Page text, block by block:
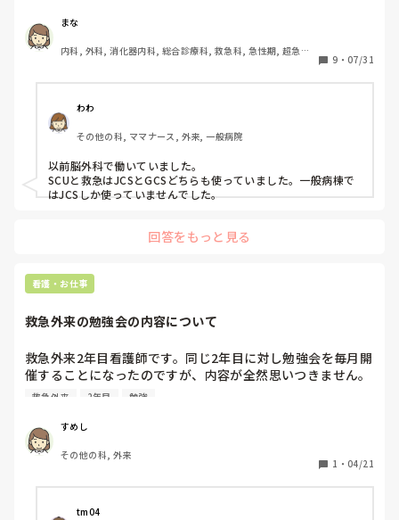
しか測らないです。明らかにレベルおかしいなと思って
JCS3桁ですって言っても伝わらず…今度勉強会をしようと
思ってます。
で意識レベルの確認などは必須ですか？
まな
内科, 外科, 消化器内科, 総合診療科, 救急科, 急性期, 超急性
9 ・ 07/31
わわ
その他の科, ママナース, 外来, 一般病院
以前脳外科で働いていました。
SCUと救急はJCSとGCSどちらも使っていました。一般病棟で
はJCSしか使っていませんでした。
回答をもっと見る
看護・お仕事
救急外来の勉強会の内容について
救急外来2年目看護師です。同じ2年目に対し勉強会を毎月開
催することになったのですが、内容が全然思いつきません。
先輩からは教科書的な内容ではなく、現場で活かせるような
す。何か案があれば教えていただきたいです
救急外来 2年目 勉強
すめし
その他の科, 外来
1 ・ 04/21
tm04